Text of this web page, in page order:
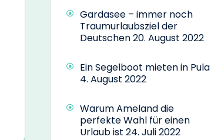
Gardasee – immer noch
Traumurlaubsziel der
Deutschen20. August 2022
Ein Segelboot mieten in Pula
4. August 2022
Warum Ameland die
perfekte Wahl für einen
Urlaub ist 24. Juli 2022